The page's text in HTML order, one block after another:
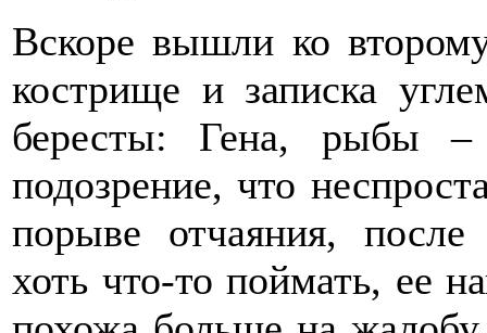
Вскоре вышли ко
кострище и записка
бересты: Гена, рыбы
подозрение, что
порыве отчаяния,
хоть что-то поймать, ее